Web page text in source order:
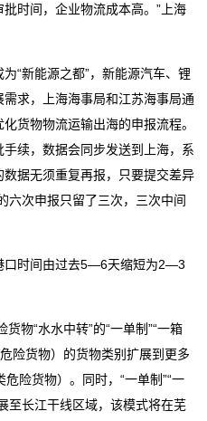
时间，企业物流成本高。”上海
“新能源之都”，新能源汽车、锂
求，上海海事局和江苏海事局通
货物物流运输出海的申报流程。
续，数据会同步发送到上海，系
据无须重复再报，只要提交差异
六次申报只留了三次，三次中间
口时间由过去5—6天缩短为2—3
物“水水中转”的“一单制”“一箱
险货物）的货物类别扩展到更多
险货物）。同时，“一单制”“一
至长江干线区域，该模式将在芜